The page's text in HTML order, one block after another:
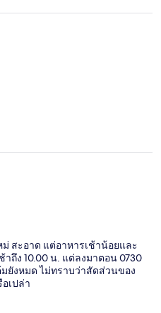
ปัญหาใหญ่อะไร พนักงานให้
ว่าวันศุกร์นะ สงสัยจะขึ้นอยู่กับ
ต่ก็ไม่ถึงกับแย่อะไร ครั้งหน้าก็
สะอาด แต่อาหารเช้าน้อยและ
าถึง 10.00 น. แต่ลงมาตอน 0730
ยังหมด ไม่ทราบว่าสัดส่วนของ
เปล่า